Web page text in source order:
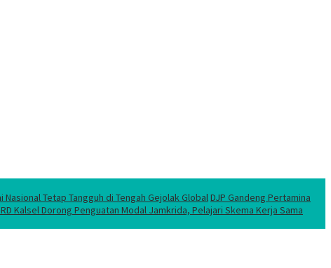
Tetap Tangguh di Tengah Gejolak GlobalDJP Gandeng Pertamina
Kalsel Dorong Penguatan Modal Jamkrida, Pelajari Skema Kerja Sama